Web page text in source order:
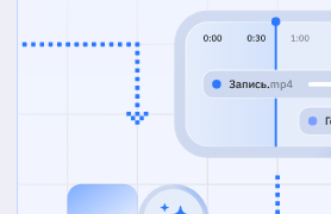
Запись и доказательная база
ИИ помогает экзаменатору
контролировать до 30 участников,
подсказывает текущую активность и
уровень риска
Все действия участников сохраняются
результатов